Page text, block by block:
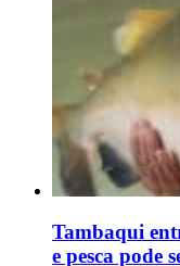
Tambaqui
e pesca pode